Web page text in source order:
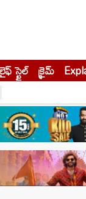
లైఫ్ స్టైల్ క్రైమ్